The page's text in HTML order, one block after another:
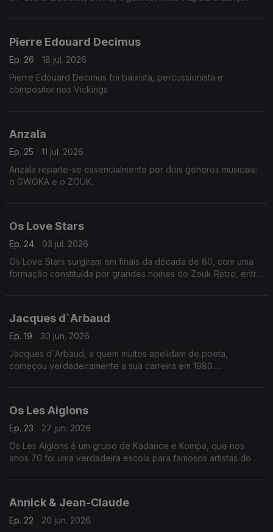
Pierre Edouard Decimus
Ep. 26
18 jul. 2026
Pierre Edouard Decimus foi baixista, percussionista e
compositor nos Vickings.
Anzala
Ep. 25
11 jul. 2026
Anzala reparte-se essencialmente por dois géneros musicais:
o GWOKA e o ZOUK.
Os Love Stars
Ep. 24
03 jul. 2026
Os Love Stars surgiram em finais da década de 80, com uma
formação constituída por grandes nomes do Zouk Retro, entre
sucesso “Limiè Caché”.
Jacques d`Arbaud
Ep. 19
30 jun. 2026
Jacques d`Arbaud, a quem muitos apelidam de poeta,
começou verdadeiramente a sua carreira em 1980.
Os Les Aiglons
Ep. 23
27 jun. 2026
Os Les Aiglons é um grupo de Kadance e Kompa, que nos
anos 70 foi uma verdadeira escola para famosos artistas do
Annick & Jean-Claude
Ep. 22
20 jun. 2026